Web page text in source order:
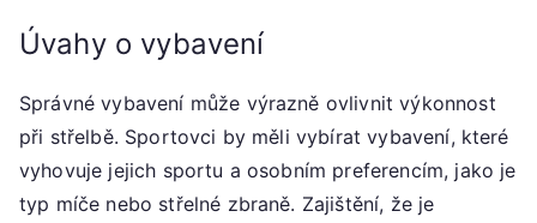
Úvahy o vybavení
Správné vybavení může výrazně ovlivnit výkonnost
při střelbě. Sportovci by měli vybírat vybavení, které
vyhovuje jejich sportu a osobním preferencím, jako je
typ míče nebo střelné zbraně. Zajištění, že je